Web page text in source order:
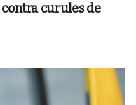
curules de